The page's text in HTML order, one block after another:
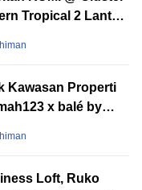
Tropical 2 Lantai
Kawasan Properti
x balé by
Loft, Ruko